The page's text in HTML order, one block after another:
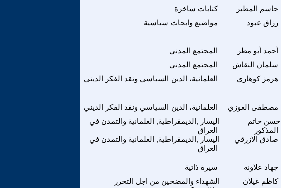
كتابات ساخرة
جاسم المطير
مواضيع وابحاث سياسية
رزاق عبود
المجتمع المدني أحمد أبو مطر
المجتمع المدني
سلمان النقاش
العلمانية، الدين السياسي ونقد الفكر الديني
هرمز كوهاري
العلمانية، الدين السياسي ونقد الفكر الديني مصطفى العوزي
اليسار ,الديمقراطية, العلمانية والتمدن في
العراق
حسن حاتم
المذكور
اليسار ,الديمقراطية, العلمانية والتمدن في
العراق
صادق الازرقي
سيرة ذاتية جهاد علاونه
الشهداء والمضحين من اجل التحرر
كاظم غيلان